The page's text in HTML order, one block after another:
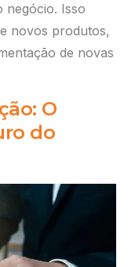
negócio. Isso
novos produtos,
de novas
O
do